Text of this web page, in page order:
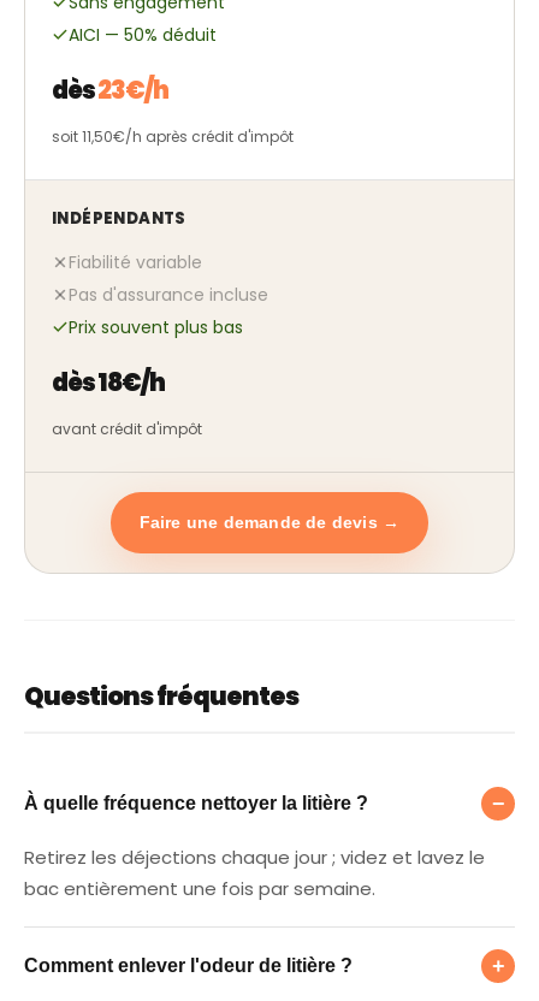
AICI — 50% déduit
dès23€/h
soit 11,50€/h après crédit d'impôt
INDÉPENDANTS
Fiabilité variable
Pas d'assurance incluse
Prix souvent plus bas
dès 18€/h
avant crédit d'impôt
Faire une demande de devis →
Questions fréquentes
À quelle fréquence nettoyer la litière ?
À quelle fréquence nettoyer la litière ? −
Retirez les déjections chaque jour ; videz et lavez le
bac entièrement une fois par semaine.
Comment enlever l'odeur de litière ? +